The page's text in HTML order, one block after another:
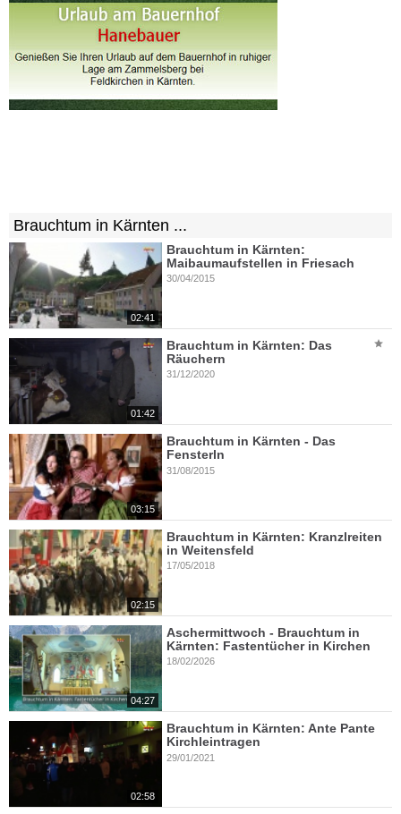
Brauchtum in Kärnten ...
02:41
Brauchtum in Kärnten:
Maibaumaufstellen in Friesach
30/04/2015
01:42
Brauchtum in Kärnten: Das
Räuchern
31/12/2020
03:15
Brauchtum in Kärnten - Das
Fensterln
31/08/2015
02:15
Brauchtum in Kärnten: Kranzlreiten
in Weitensfeld
17/05/2018
04:27
Aschermittwoch - Brauchtum in
Kärnten: Fastentücher in Kirchen
18/02/2026
02:58
Brauchtum in Kärnten: Ante Pante
Kirchleintragen
29/01/2021